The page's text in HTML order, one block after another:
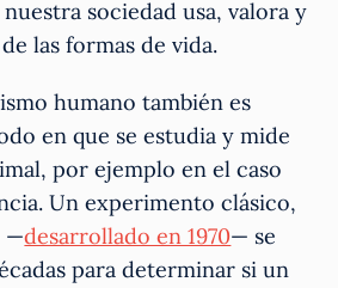
sociedad usa, valora y
las formas de vida.
humano también es
en que se estudia y mide
por ejemplo en el caso
Un experimento clásico,
—desarrollado en 1970— se
para determinar si un